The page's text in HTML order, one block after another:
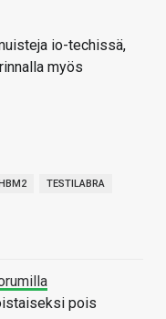
io-techissä,
myös
TESTILABRA
pois